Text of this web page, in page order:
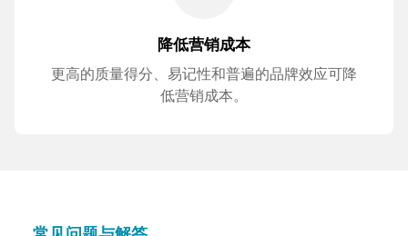
降低营销成本
更高的质量得分、易记性和普遍的品牌效应可降
低营销成本。